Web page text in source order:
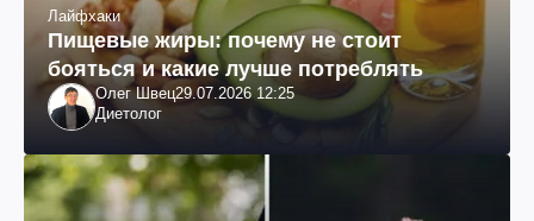
Лайфхаки
Пищевые жиры: почему не стоит
бояться и какие лучше потреблять
Олег Швец29.07.2026 12:25
Диетолог